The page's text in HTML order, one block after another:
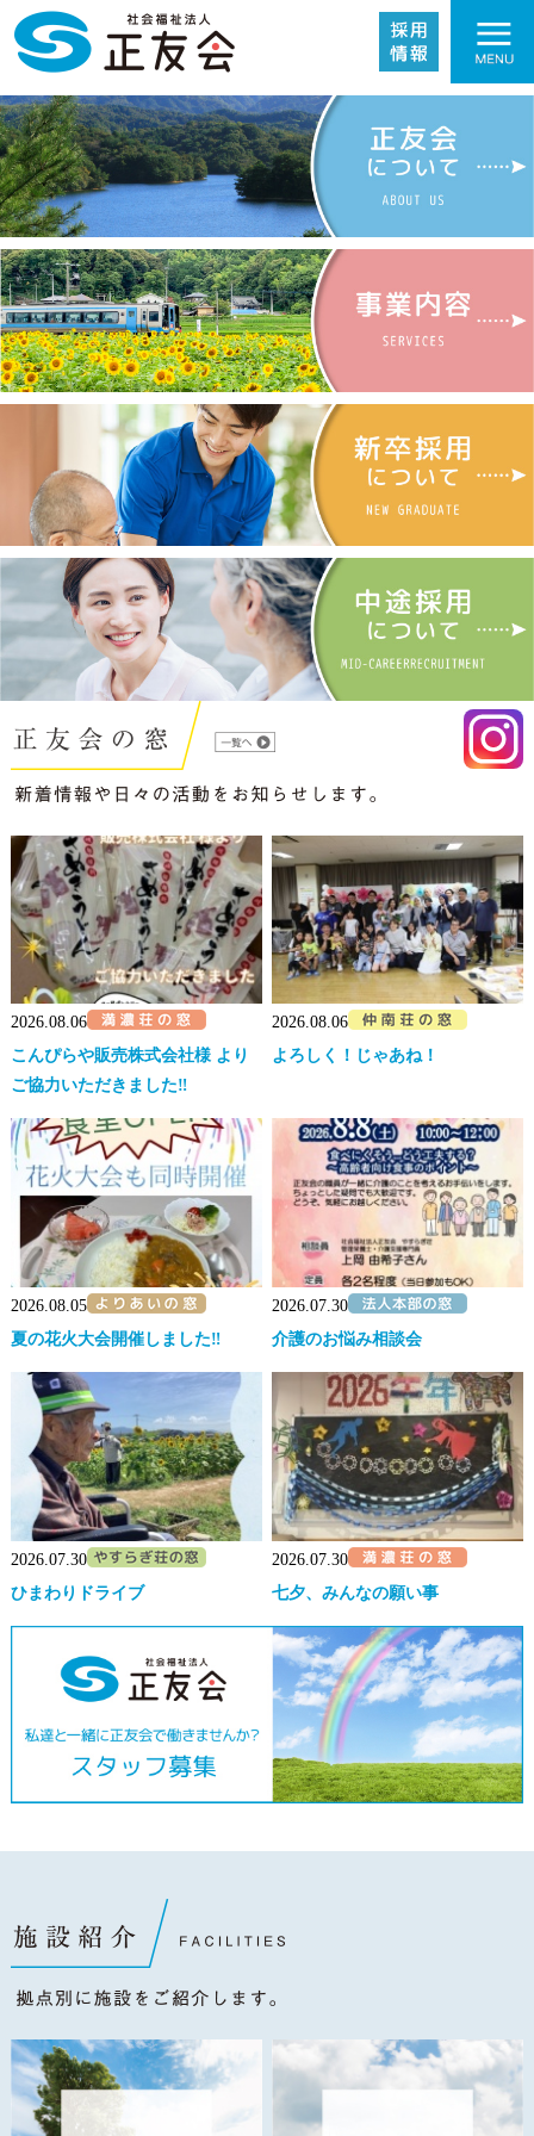
施設紹介
事業内容
2026.08.06
こんぴらや販売株式会社様 より
ご協力いただきました‼
2026.08.06
よろしく！じゃあね！
2026.08.05
夏の花火大会開催しました‼
2026.07.30
介護のお悩み相談会
2026.07.30
ひまわりドライブ
2026.07.30
七夕、みんなの願い事